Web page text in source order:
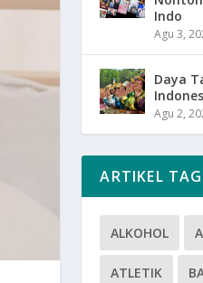
Indo
Agu 3,
Daya
Agu 2,
ARTIKEL TAG
ALKOHOL
ATLETIK